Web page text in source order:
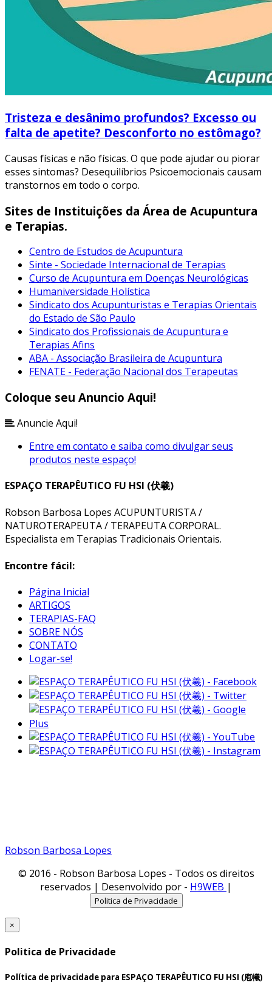
Tristeza e desânimo profundos? Excesso ou
falta de apetite? Desconforto no estômago?
Causas físicas e não físicas. O que pode ajudar ou piorar
esses sintomas? Desequilíbrios Psicoemocionais causam
transtornos em todo o corpo.
Sites de Instituições da Área de Acupuntura
e Terapias.
Centro de Estudos de Acupuntura
Sinte - Sociedade Internacional de Terapias
Curso de Acupuntura em Doenças Neurológicas
Humaniversidade Holística
Sindicato dos Acupunturistas e Terapias Orientais
do Estado de São Paulo
Sindicato dos Profissionais de Acupuntura e
Terapias Afins
ABA - Associação Brasileira de Acupuntura
FENATE - Federação Nacional dos Terapeutas
Coloque seu Anuncio Aqui!
Anuncie Aqui!
Entre em contato e saiba como divulgar seus
produtos neste espaço!
ESPAÇO TERAPÊUTICO FU HSI (伏羲)
Robson Barbosa Lopes ACUPUNTURISTA /
NATUROTERAPEUTA / TERAPEUTA CORPORAL.
Especialista em Terapias Tradicionais Orientais.
Encontre fácil:
Página Inicial
ARTIGOS
TERAPIAS-FAQ
SOBRE NÓS
CONTATO
Logar-se!
Robson Barbosa Lopes
© 2016 - Robson Barbosa Lopes - Todos os direitos
reservados | Desenvolvido por - H9WEB |
Politica de Privacidade
×
Politica de Privacidade
Política de privacidade para ESPAÇO TERAPÊUTICO FU HSI (庖犧)